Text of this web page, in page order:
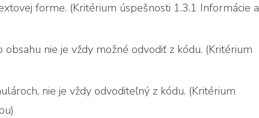
forme. (Kritérium úspešnosti 1.3.1 Informácie a
nie je vždy možné odvodiť z kódu. (Kritérium
nie je vždy odvoditeľný z kódu. (Kritérium